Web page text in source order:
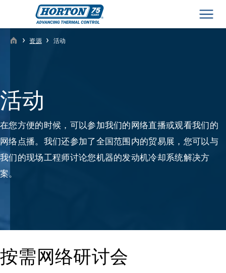
› 资源 › 活动
活动
在您方便的时候，可以参加我们的网络直播或观看我们的
网络点播。我们还参加了全国范围内的贸易展，您可以与
我们的现场工程师讨论您机器的发动机冷却系统解决方
案。
日
期
按
日
按需网络研讨会